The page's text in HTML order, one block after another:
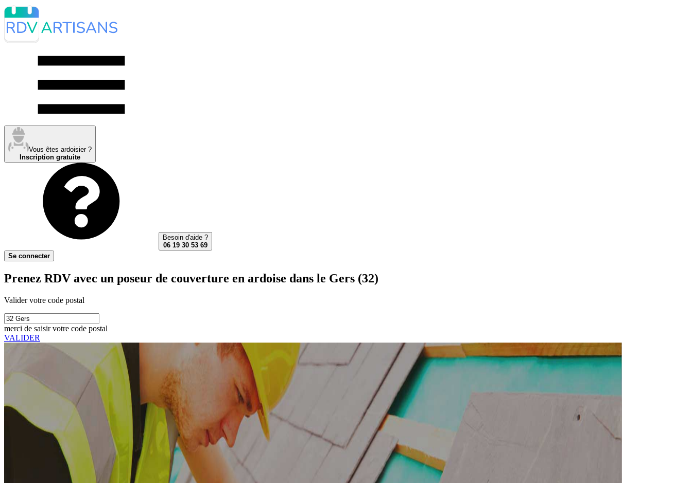
Vous êtes ardoisier ?
Inscription gratuite
Besoin d'aide ?
06 19 30 53 69
Se connecter
Prenez RDV avec un poseur de couverture en ardoise dans le Gers (32)
Valider votre code postal
merci de saisir votre code postal
VALIDER